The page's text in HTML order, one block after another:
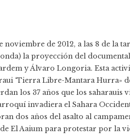
noviembre de 2012, a las 8 de la
la proyección del
y Álvaro Longoria. Esta
‘Tierra Libre-Mantara Hurra»
los 37 años que los saharauis
invadiera el Sahara
dos años del asalto al
El Aaium para protestar por la